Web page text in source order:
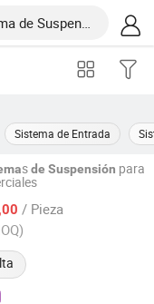
Sistema de Entrada
sde Suspensión para
/ Pieza
Co., Ltd